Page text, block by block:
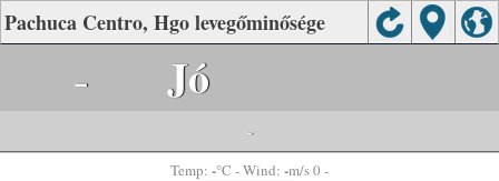
Pachuca Centro, Hgo levegőminősége
- Jó
-
Temp: -°C - Wind: -m/s 0 -